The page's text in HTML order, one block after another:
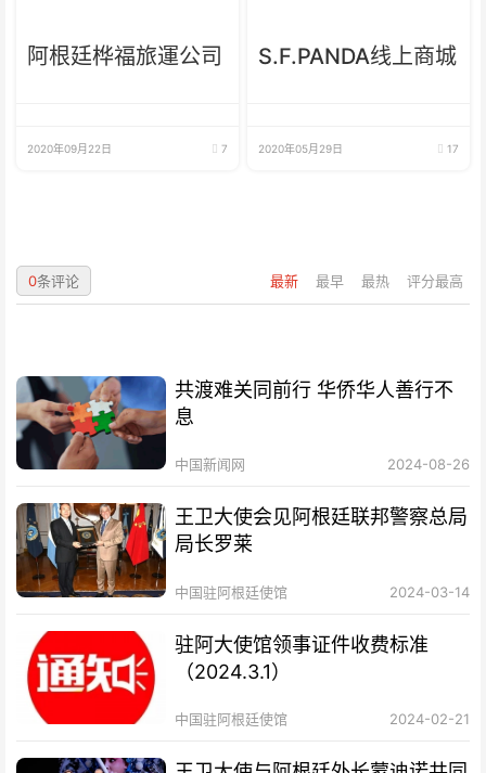
阿根廷桦福旅運公司
2020年09月22日 7
S.F.PANDA线上商城
2020年05月29日 17
最新 最早 最热 评分最高
0条评论
共渡难关同前行 华侨华人善行不
息
中国新闻网 2024-08-26
王卫大使会见阿根廷联邦警察总局
局长罗莱
中国驻阿根廷使馆 2024-03-14
驻阿大使馆领事证件收费标准
（2024.3.1）
中国驻阿根廷使馆 2024-02-21